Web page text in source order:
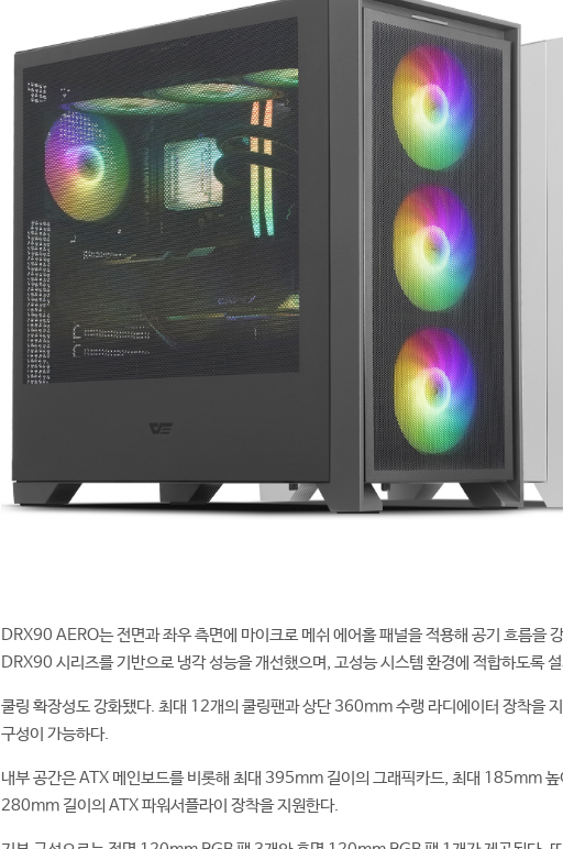
DRX90 AERO는 전면과 좌우 측면에 마이크로 메쉬 에어홀 패널을 적용해 공기 흐름을
DRX90 시리즈를 기반으로 냉각 성능을 개선했으며, 고성능 시스템 환경에 적합하도록
쿨링 확장성도 강화됐다. 최대 12개의 쿨링팬과 상단 360mm 수랭 라디에이터 장착을
구성이 가능하다.
내부 공간은 ATX 메인보드를 비롯해 최대 395mm 길이의 그래픽카드, 최대 185mm 높
280mm 길이의 ATX 파워서플라이 장착을 지원한다.